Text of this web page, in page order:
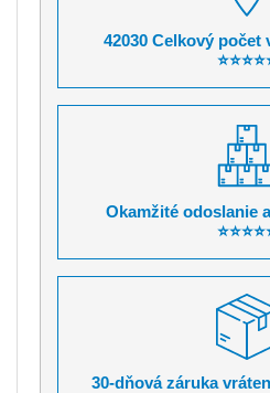
42030 Celkový počet
Okamžité odoslanie
30-dňová záruka